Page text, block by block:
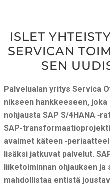
ISLET
SER­VICAN
SEN
Pal­ve­lua­lan yri­tys Ser­vica
nik­seen hank­kee­seen,
noh­jaus­ta SAP S/4HANA
SAP-
avai­met käteen
lisäk­si jat­ku­vat pal­ve­lut.
lii­ke­toi­min­nan ohjauk­sen ja
mah­dol­lis­taa entis­tä